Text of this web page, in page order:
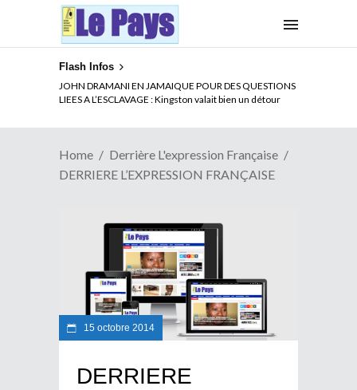
Flash Infos
JOHN DRAMANI EN JAMAIQUE POUR DES QUESTIONS
LIEES A L’ESCLAVAGE : Kingston valait bien un détour
Home
Derrière L'expression Française
DERRIERE L’EXPRESSION FRANÇAISE
15 octobre 2014
DERRIERE